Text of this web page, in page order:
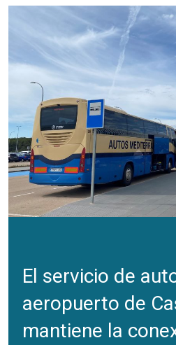
El servicio de
aeropuerto de
mantiene la